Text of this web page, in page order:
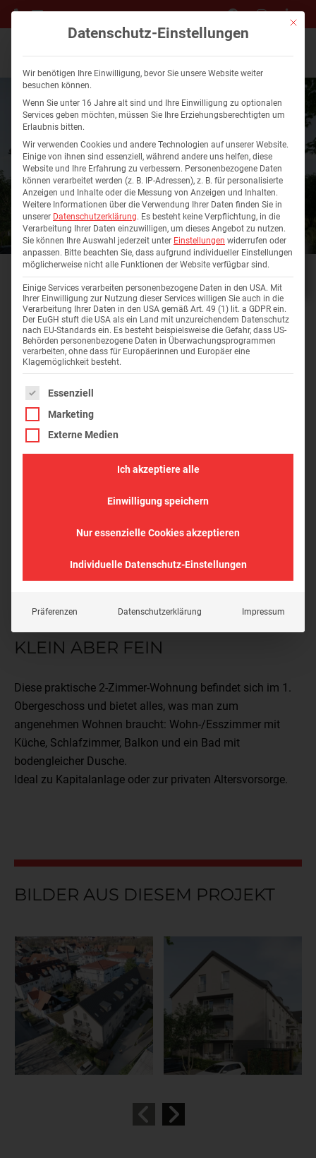
WOHNUNG A5 2-ZIMMER
KLEIN ABER FEIN
Diese praktische 2-Zimmer-Wohnung befindet sich im 1.
Obergeschoss und bietet alles, was man zum
angenehmen Wohnen braucht: Wohn-/Esszimmer mit
Küche, Schlafzimmer, Balkon und ein Bad mit
bodengleicher Dusche.
Ideal zu Kapitalanlage oder zur privaten Altersvorsorge.
BILDER AUS DIESEM PROJEKT
Mit
Datenschutz-Einstellungen
Wir benötigen Ihre Einwilligung, bevor Sie unsere Website weiter
besuchen können.
Wenn Sie unter 16 Jahre alt sind und Ihre Einwilligung zu optionalen
Services geben möchten, müssen Sie Ihre Erziehungsberechtigten um
Erlaubnis bitten.
Wir verwenden Cookies und andere Technologien auf unserer Website.
Einige von ihnen sind essenziell, während andere uns helfen, diese
Website und Ihre Erfahrung zu verbessern. Personenbezogene Daten
können verarbeitet werden (z. B. IP-Adressen), z. B. für personalisierte
Anzeigen und Inhalte oder die Messung von Anzeigen und Inhalten.
Weitere Informationen über die Verwendung Ihrer Daten finden Sie in
unserer Datenschutzerklärung. Es besteht keine Verpflichtung, in die
Verarbeitung Ihrer Daten einzuwilligen, um dieses Angebot zu nutzen.
Sie können Ihre Auswahl jederzeit unter Einstellungen widerrufen oder
anpassen. Bitte beachten Sie, dass aufgrund individueller Einstellungen
möglicherweise nicht alle Funktionen der Website verfügbar sind.
Einige Services verarbeiten personenbezogene Daten in den USA. Mit
Ihrer Einwilligung zur Nutzung dieser Services willigen Sie auch in die
Verarbeitung Ihrer Daten in den USA gemäß Art. 49 (1) lit. a GDPR ein.
Der EuGH stuft die USA als ein Land mit unzureichendem Datenschutz
nach EU-Standards ein. Es besteht beispielsweise die Gefahr, dass US-
Behörden personenbezogene Daten in Überwachungsprogrammen
verarbeiten, ohne dass für Europäerinnen und Europäer eine
Klagemöglichkeit besteht.
Es folgt eine Liste der Service-Gruppen, für die eine
Essenziell
Marketing
Externe Medien
Ich akzeptiere alle
Einwilligung speichern
Nur essenzielle Cookies akzeptieren
Individuelle Datenschutz-Einstellungen
Präferenzen Datenschutzerklärung Impressum